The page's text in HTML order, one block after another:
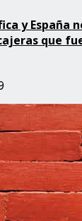
y España
que